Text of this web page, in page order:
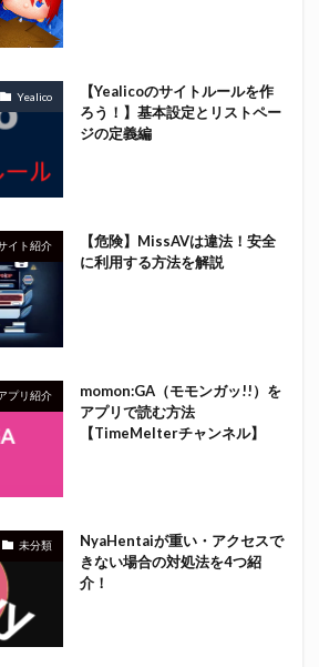
Yealico
【Yealicoのサイトルールを作
ろう！】基本設定とリストペー
ジの定義編
イト紹介
【危険】MissAVは違法！安全
に利用する方法を解説
プリ紹介
momon:GA（モモンガッ!!）を
アプリで読む方法
【TimeMelterチャンネル】
未分類
NyaHentaiが重い・アクセスで
きない場合の対処法を4つ紹
介！